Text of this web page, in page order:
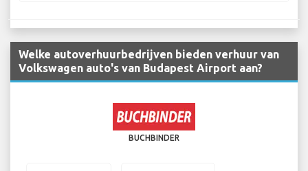
Welke autoverhuurbedrijven bieden verhuur van
Volkswagen auto's van Budapest Airport aan?
BUCHBINDER